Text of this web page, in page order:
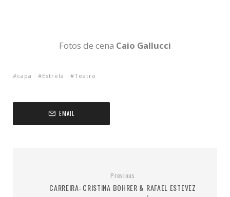
Fotos de cena Caio Gallucci
capa Estrela Teatro
EMAIL
Previous
CARREIRA: CRISTINA BOHRER & RAFAEL ESTEVEZ